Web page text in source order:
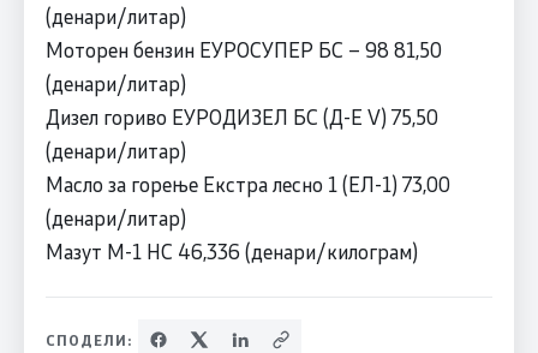
(денари/литар)
Моторен бензин ЕУРОСУПЕР БС – 98 81,50
(денари/литар)
Дизел гориво ЕУРОДИЗЕЛ БС (Д-Е V) 75,50
(денари/литар)
Масло за горење Екстра лесно 1 (ЕЛ-1) 73,00
(денари/литар)
Мазут М-1 НС 46,336 (денари/килограм)
СПОДЕЛИ: